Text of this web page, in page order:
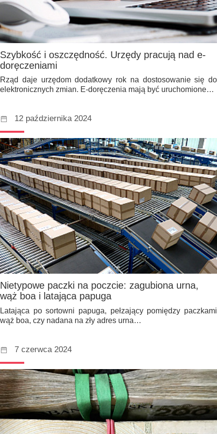
Szybkość i oszczędność. Urzędy pracują nad e-
doręczeniami
Rząd daje urzędom dodatkowy rok na dostosowanie się do
elektronicznych zmian. E-doręczenia mają być uruchomione…
12 października 2024
Nietypowe paczki na poczcie: zagubiona urna,
wąż boa i latająca papuga
Latająca po sortowni papuga, pełzający pomiędzy paczkami
wąż boa, czy nadana na zły adres urna…
7 czerwca 2024